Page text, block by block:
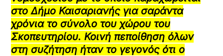
στο Δήμο Καισαριανής για σαράντα
χρόνια το σύνολο του χώρου του
Σκοπευτηρίου. Κοινή πεποίθηση όλων
στη συζήτηση ήταν το γεγονός ότι ο